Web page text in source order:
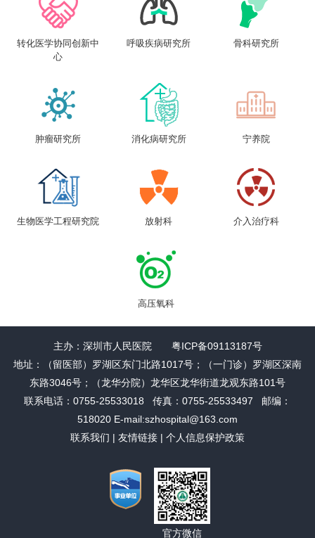
转化医学协同创新中
心
呼吸疾病研究所 骨科研究所
肿瘤研究所 消化病研究所 宁养院
生物医学工程研究院 放射科 介入治疗科
高压氧科
主办：深圳市人民医院 粤ICP备09113187号
地址：（留医部）罗湖区东门北路1017号；（一门诊）罗湖区深南
东路3046号；（龙华分院）龙华区龙华街道龙观东路101号
联系电话：0755-25533018 传真：0755-25533497 邮编：
518020 E-mail:szhospital@163.com
联系我们 | 友情链接 | 个人信息保护政策
官方微信